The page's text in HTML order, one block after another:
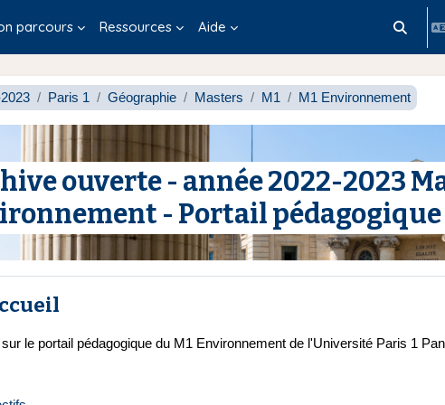
parcours Ressources Aide Activer/
Paris 1 Géographie Masters M1 M1 Environnement
ouverte - année 2022-2023
- Portail pédagogique
de section
le portail pédagogique du M1 Environnement de l'Université Paris 1